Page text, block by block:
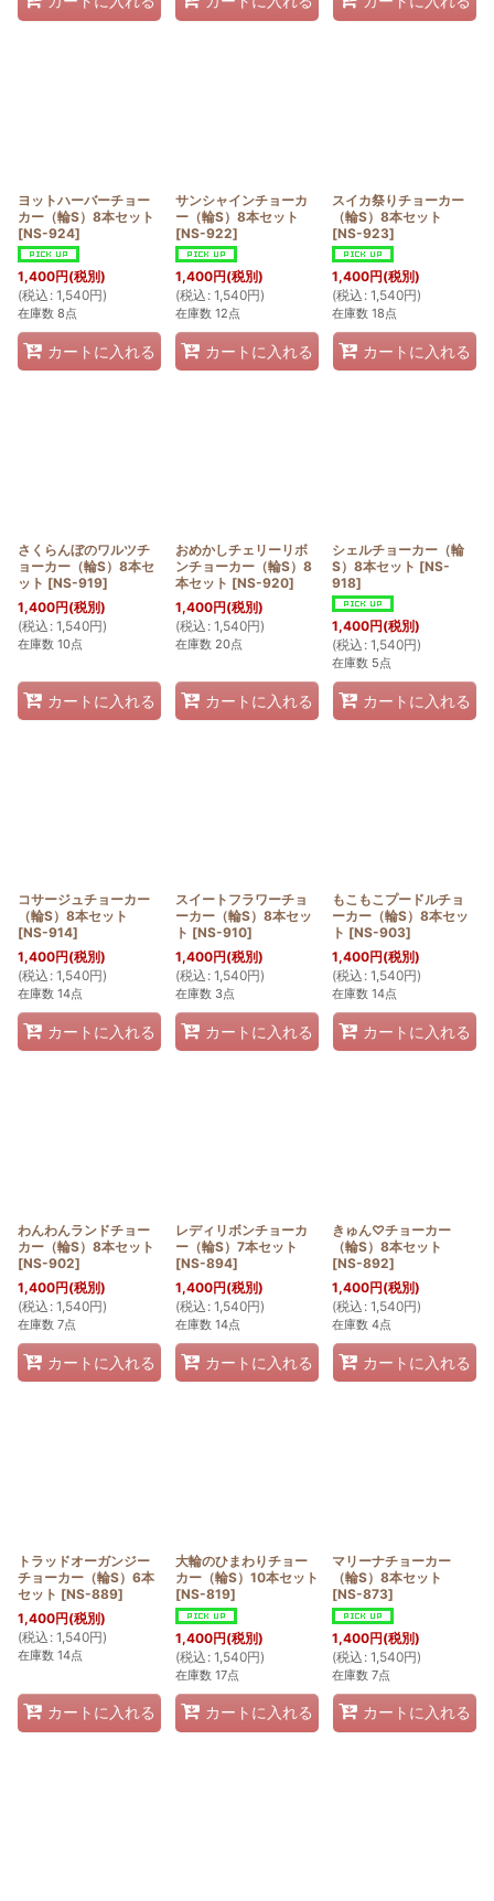
ヨットハーバーチョー
カー（輪S）8本セット
[NS-924]
1,400円(税別)
(税込 : 1,540円)
在庫数 8点
カートに入れる
サンシャインチョーカ
ー（輪S）8本セット
[NS-922]
1,400円(税別)
(税込 : 1,540円)
在庫数 12点
カートに入れる
スイカ祭りチョーカー
（輪S）8本セット
[NS-923]
1,400円(税別)
(税込 : 1,540円)
在庫数 18点
カートに入れる
さくらんぼのワルツチ
ョーカー（輪S）8本セ
ット [NS-919]
1,400円(税別)
(税込 : 1,540円)
在庫数 10点
カートに入れる
おめかしチェリーリボ
ンチョーカー（輪S）8
本セット [NS-920]
1,400円(税別)
(税込 : 1,540円)
在庫数 20点
カートに入れる
シェルチョーカー（輪
S）8本セット [NS-
918]
1,400円(税別)
(税込 : 1,540円)
在庫数 5点
カートに入れる
コサージュチョーカー
（輪S）8本セット
[NS-914]
1,400円(税別)
(税込 : 1,540円)
在庫数 14点
カートに入れる
スイートフラワーチョ
ーカー（輪S）8本セッ
ト [NS-910]
1,400円(税別)
(税込 : 1,540円)
在庫数 3点
カートに入れる
もこもこプードルチョ
ーカー（輪S）8本セッ
ト [NS-903]
1,400円(税別)
(税込 : 1,540円)
在庫数 14点
カートに入れる
わんわんランドチョー
カー（輪S）8本セット
[NS-902]
1,400円(税別)
(税込 : 1,540円)
在庫数 7点
カートに入れる
レディリボンチョーカ
ー（輪S）7本セット
[NS-894]
1,400円(税別)
(税込 : 1,540円)
在庫数 14点
カートに入れる
きゅん♡チョーカー
（輪S）8本セット
[NS-892]
1,400円(税別)
(税込 : 1,540円)
在庫数 4点
カートに入れる
トラッドオーガンジー
チョーカー（輪S）6本
セット [NS-889]
1,400円(税別)
(税込 : 1,540円)
在庫数 14点
カートに入れる
大輪のひまわりチョー
カー（輪S）10本セット
[NS-819]
1,400円(税別)
(税込 : 1,540円)
在庫数 17点
カートに入れる
マリーナチョーカー
（輪S）8本セット
[NS-873]
1,400円(税別)
(税込 : 1,540円)
在庫数 7点
カートに入れる